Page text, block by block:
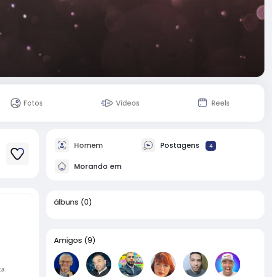
Fotos Vídeos Reels
Homem Postagens 4
Morando em
álbuns (0)
Amigos (9)